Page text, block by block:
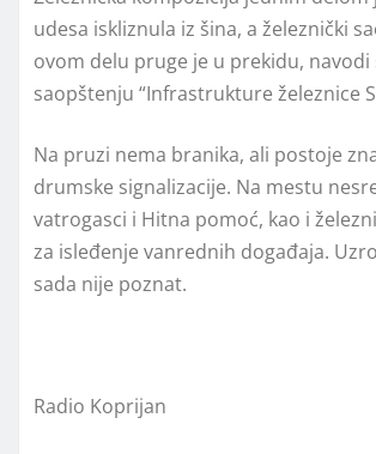
udesa iskliznula iz šina, a železnički
ovom delu pruge je u prekidu, navodi
saopštenju “Infrastrukture železnice
Na pruzi nema branika, ali postoje
drumske signalizacije. Na mestu
vatrogasci i Hitna pomoć, kao i
za isleđenje vanrednih događaja.
sada nije poznat.
Radio Koprijan